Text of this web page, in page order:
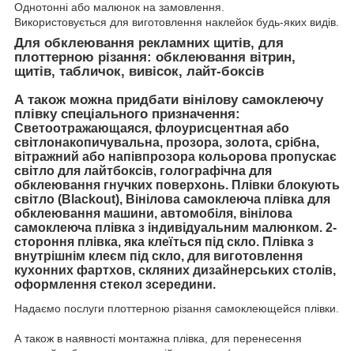
Однотонні або малюнок на замовлення.
Використовується для виготовлення наклейок будь-яких видів.
Для обклеювання рекламних щитів, для
плоттерною різання: обклеювання вітрин,
щитів, табличок, вивісок, лайт-боксів
А також можна придбати вінілову самоклеючу
плівку спеціального призначення:
Светоотражающаяся, флоурисцентная або
світлонакопичувальна, прозора, золота, срібна,
вітражний або напівпрозора кольорова пропускає
світло для лайтбоксів, голографічна для
обклеювання гнучких поверхонь. Плівки блокують
світло (Blackout), Вінілова самоклеюча плівка для
обклеювання машини, автомобіля, вінілова
самоклеюча плівка з індивідуальним малюнком. 2-
стороння плівка, яка клеїться під скло. Плівка з
внутрішнім клеєм під скло, для виготовлення
кухонних фартхов, скляних дизайнерських столів,
оформлення стекол зсередини.
Надаємо послуги плоттерною різання самоклеющейся плівки.
А також в наявності монтажна плівка, для перенесення